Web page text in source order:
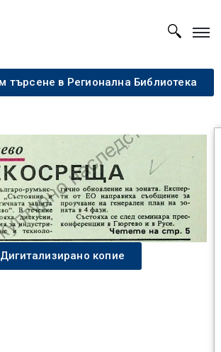
търсене в Регионална Библиотека
Дигитализирано копие